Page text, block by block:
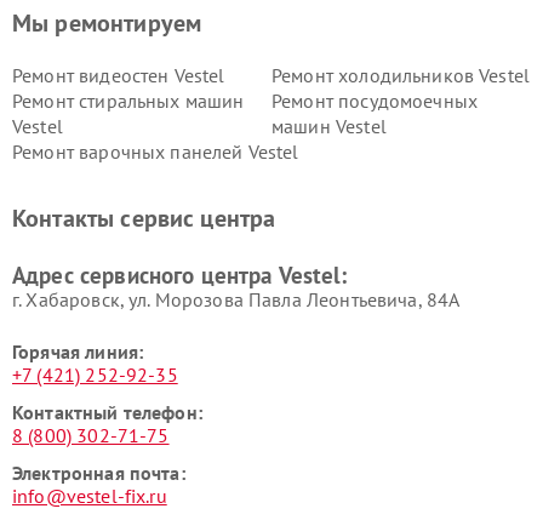
Мы ремонтируем
Ремонт видеостен Vestel
Ремонт холодильников Vestel
Ремонт стиральных машин
Vestel
Ремонт посудомоечных
машин Vestel
Ремонт варочных панелей Vestel
Контакты сервис центра
Адрес сервисного центра Vestel:
г. Хабаровск, ул. Морозова Павла Леонтьевича, 84А
Горячая линия:
+7 (421) 252-92-35
Контактный телефон:
8 (800) 302-71-75
Электронная почта:
info@vestel-fix.ru